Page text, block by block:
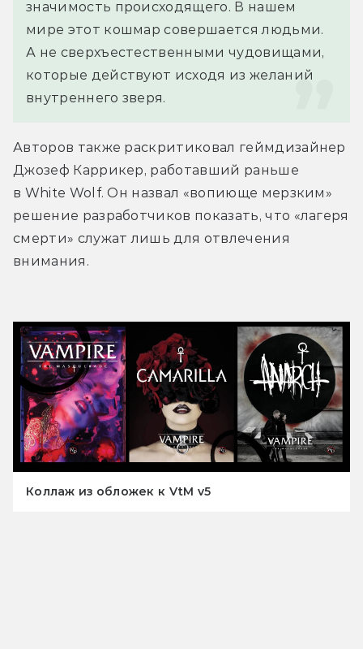
значимость происходящего. В нашем
мире этот кошмар совершается людьми.
А не сверхъестественными чудовищами,
которые действуют исходя из желаний
внутреннего зверя.
Авторов также раскритиковал геймдизайнер
Джозеф Каррикер, работавший раньше
в White Wolf. Он назвал «вопиюще мерзким»
решение разработчиков показать, что «лагеря
смерти» служат лишь для отвлечения
внимания.
Коллаж из обложек к VtM v5